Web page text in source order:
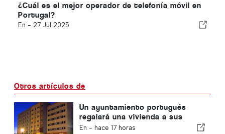
¿Cuál es el mejor operador de telefonía móvil en
Portugal?
En - 27 Jul 2025
Otros artículos de
Un ayuntamiento portugués
regalará una vivienda a sus
ciudadanos
En - hace 17 horas